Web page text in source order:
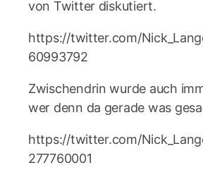
von Twitter diskutiert.
https://twitter.com/
60993792
Zwischendrin wurde auch
wer denn da gerade was
https://twitter.com/
277760001